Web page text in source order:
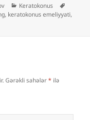
Kateqoriyalar
Keratokonus
, keratokonus emeliyyati,
Gərəkli sahələr* ilə